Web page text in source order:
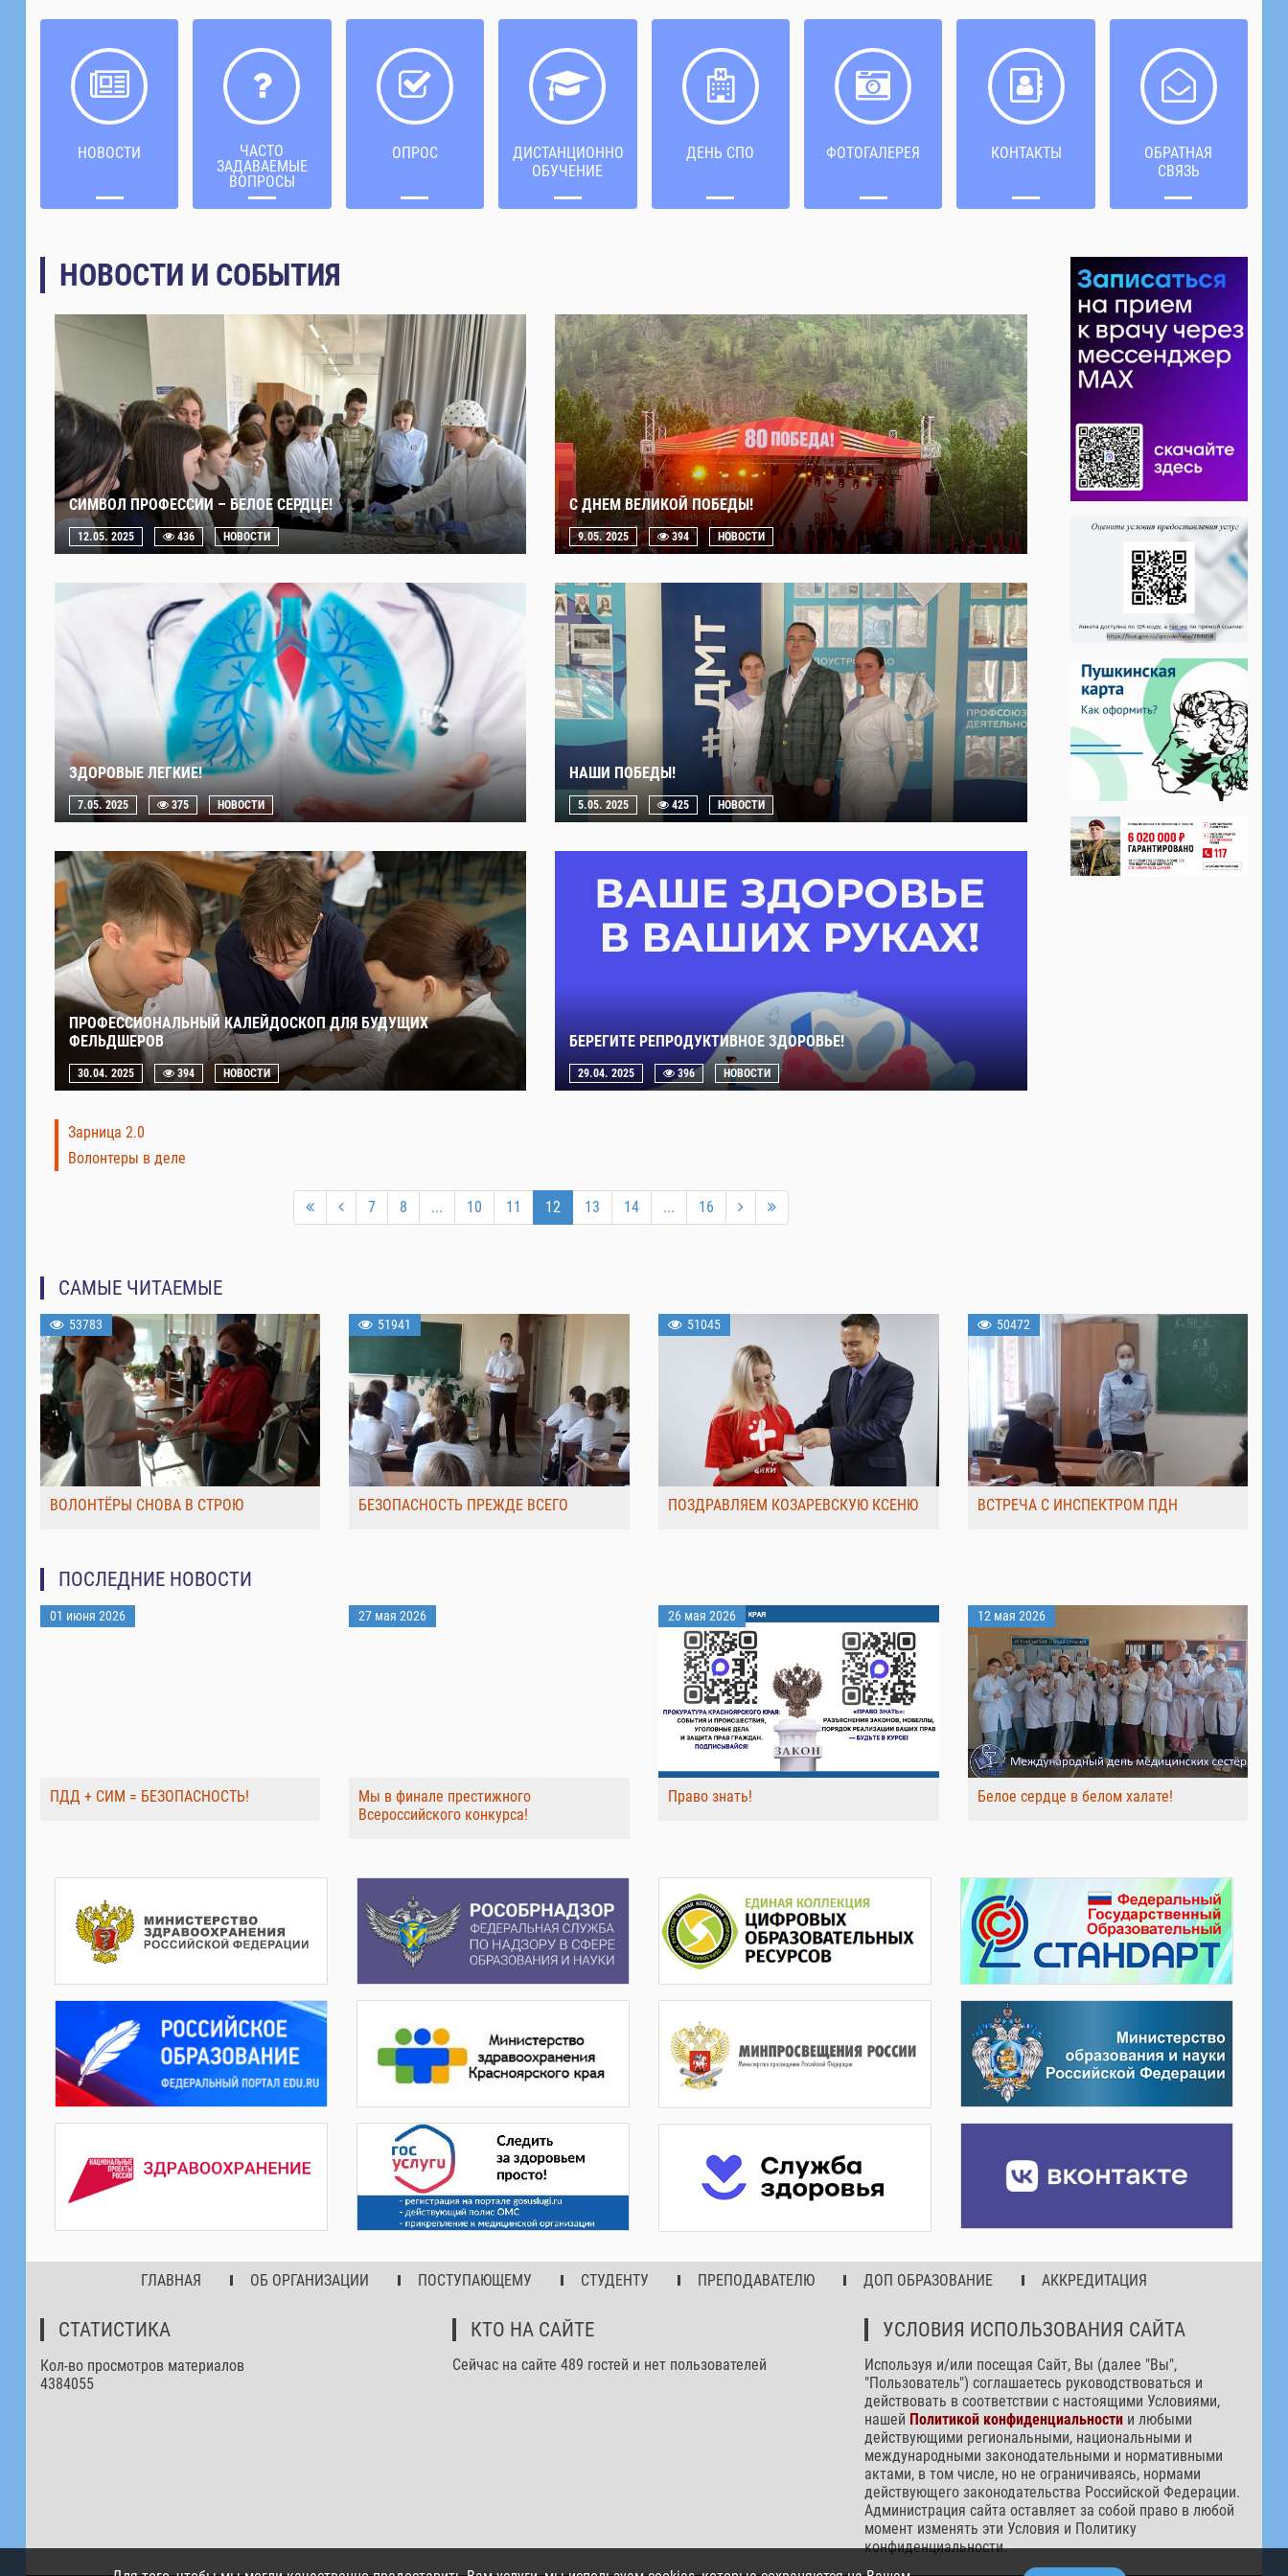
НОВОСТИ
ЧАСТО
ЗАДАВАЕМЫЕ
ВОПРОСЫ
ОПРОС
ДИСТАНЦИОННОЕ
ОБУЧЕНИЕ
ДЕНЬ СПО ФОТОГАЛЕРЕЯ КОНТАКТЫ
ОБРАТНАЯ
СВЯЗЬ
НОВОСТИ И СОБЫТИЯ
СИМВОЛ ПРОФЕССИИ – БЕЛОЕ СЕРДЦЕ!
12.05. 2025 436 НОВОСТИ
С ДНЕМ ВЕЛИКОЙ ПОБЕДЫ!
9.05. 2025 394 НОВОСТИ
ЗДОРОВЫЕ ЛЕГКИЕ!
7.05. 2025 375 НОВОСТИ
НАШИ ПОБЕДЫ!
5.05. 2025 425 НОВОСТИ
ПРОФЕССИОНАЛЬНЫЙ КАЛЕЙДОСКОП ДЛЯ БУДУЩИХ
ФЕЛЬДШЕРОВ
30.04. 2025 394 НОВОСТИ
БЕРЕГИТЕ РЕПРОДУКТИВНОЕ ЗДОРОВЬЕ!
29.04. 2025 396 НОВОСТИ
Зарница 2.0
Волонтеры в деле
7 8 ... 10 11 12 13 14 ... 16
САМЫЕ ЧИТАЕМЫЕ
53783
ВОЛОНТЁРЫ СНОВА В СТРОЮ
51941
БЕЗОПАСНОСТЬ ПРЕЖДЕ ВСЕГО
51045
ПОЗДРАВЛЯЕМ КОЗАРЕВСКУЮ КСЕНЮ
50472
ВСТРЕЧА С ИНСПЕКТРОМ ПДН
ПОСЛЕДНИЕ НОВОСТИ
01 июня 2026
ПДД + СИМ = БЕЗОПАСНОСТЬ!
27 мая 2026
Мы в финале престижного
Всероссийского конкурса!
26 мая 2026
Право знать!
12 мая 2026
Белое сердце в белом халате!
ГЛАВНАЯ ОБ ОРГАНИЗАЦИИ ПОСТУПАЮЩЕМУ СТУДЕНТУ ПРЕПОДАВАТЕЛЮ ДОП ОБРАЗОВАНИЕ АККРЕДИТАЦИЯ
СТАТИСТИКА
Кол-во просмотров материалов
4384055
КТО НА САЙТЕ
Сейчас на сайте 489 гостей и нет пользователей
УСЛОВИЯ ИСПОЛЬЗОВАНИЯ САЙТА
Используя и/или посещая Сайт, Вы (далее "Вы",
"Пользователь") соглашаетесь руководствоваться и
действовать в соответствии с настоящими Условиями,
нашей Политикой конфиденциальности и любыми
действующими региональными, национальными и
международными законодательными и нормативными
актами, в том числе, но не ограничиваясь, нормами
действующего законодательства Российской Федерации.
Администрация сайта оставляет за собой право в любой
момент изменять эти Условия и Политику
конфиденциальности.